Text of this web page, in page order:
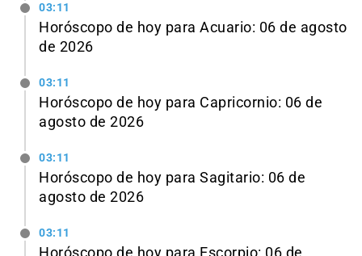
03:11
Horóscopo de hoy para Acuario: 06 de agosto
de 2026
03:11
Horóscopo de hoy para Capricornio: 06 de
agosto de 2026
03:11
Horóscopo de hoy para Sagitario: 06 de
agosto de 2026
03:11
Horóscopo de hoy para Escorpio: 06 de